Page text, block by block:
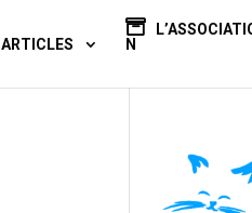
ARTICLES
N